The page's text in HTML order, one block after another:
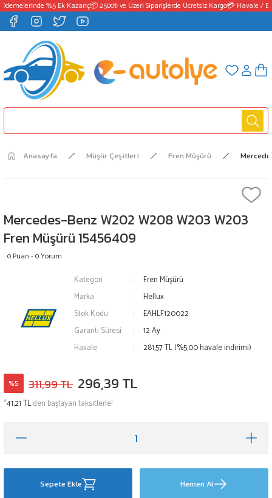
%5 Ek Kazanç📦 2500₺ ve Üzeri Siparişlerde Ücretsiz Kargo💳 Havale /
Anasayfa Müşür Çeşitleri Fren Müşürü
Mercedes-Benz W202 W208 W203 W203
Fren Müşürü 15456409
0 Puan - 0 Yorum
Kategori
Fren Müşürü
Marka
Hellux
Stok Kodu
EAHLF120022
Garanti Süresi
12 Ay
Havale
281,57 TL (%5,00 havale indirimi)
%5 311,99 TL 296,39 TL
*41,21 TLden başlayan taksitlerle!
Sepete Ekle Hemen Al